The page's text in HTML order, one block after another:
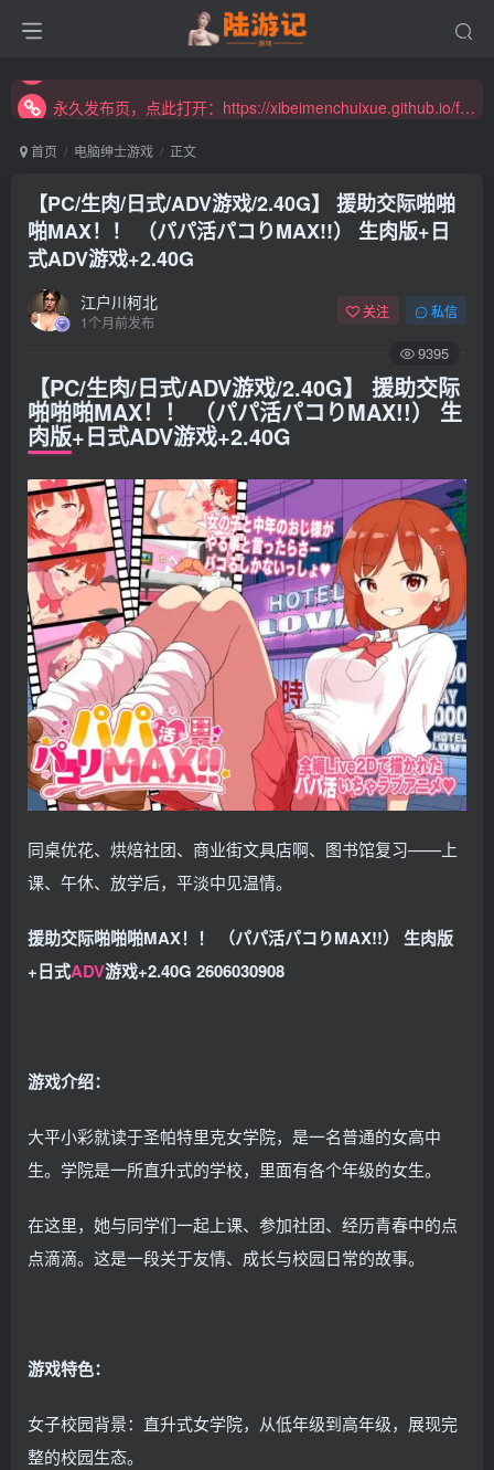
永久发布页，点此打开：https://xibeimenchuixue.github.io/fabuye/
永久发布页，点此打开：https://xibeimenchuixue.github.io/fabuye/
首页 电脑绅士游戏 正文
【PC/生肉/日式/ADV游戏/2.40G】 援助交际啪啪
啪MAX！！ （パパ活パコりMAX!!） 生肉版+日
式ADV游戏+2.40G
江户川柯北
1个月前发布
关注 私信
9395
【PC/生肉/日式/ADV游戏/2.40G】 援助交际
啪啪啪MAX！！ （パパ活パコりMAX!!） 生
肉版+日式ADV游戏+2.40G
同桌优花、烘焙社团、商业街文具店啊、图书馆复习——上
课、午休、放学后，平淡中见温情。
援助交际啪啪啪MAX！！ （パパ活パコりMAX!!） 生肉版
+日式ADV游戏+2.40G 2606030908
游戏介绍：
大平小彩就读于圣帕特里克女学院，是一名普通的女高中
生。学院是一所直升式的学校，里面有各个年级的女生。
在这里，她与同学们一起上课、参加社团、经历青春中的点
点滴滴。这是一段关于友情、成长与校园日常的故事。
游戏特色：
女子校园背景：直升式女学院，从低年级到高年级，展现完
整的校园生态。